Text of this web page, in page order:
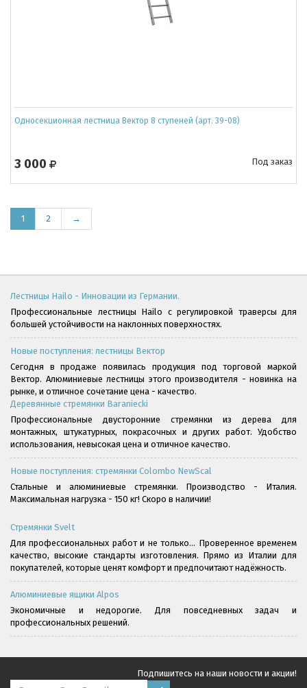
Односекционная лестница Вектор 8 ступеней (арт. 39-08)
3 000 Под заказ
1 2 →
Лестницы Hailo - Инновации из Германии.
Профессиональные лестницы Hailo с регулировкой траверсы для
большей устойчивости на наклонных поверхностях.
Новые поступления: лестницы Вектор
Сегодня в продаже появилась продукция под торговой маркой
Вектор. Алюминиевые лестницы этого производителя - новинка на
рынке, и отличное сочетание цена - качество.
Деревянные стремянки Baraniecki
Профессиональные двусторонние стремянки из дерева для
монтажных, штукатурных, покрасочных и других работ. Удобство
использования, невысокая цена и отличное качество.
Новые поступления: стремянки Colombo NewScal
Стальные и алюминиевые стремянки. Производство - Италия.
Максимальная нагрузка - 150 кг! Скоро в наличии!
Стремянки Svelt
Для профессиональных работ и не только... Проверенное временем
качество, высокие стандарты изготовления. Прямо из Италии для
покупателей, которые ценят комфорт и предпочитают надёжность.
Алюминиевые ящики Alpos
Экономичные и недорогие. Для повседневных задач и
профессиональных решений.
Подпишитесь на наши новости и акции!